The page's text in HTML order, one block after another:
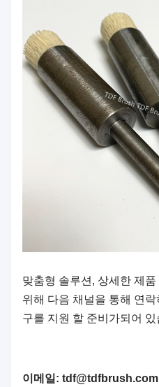
맞춤형 솔루션, 상세한 제
위해 다음 채널을 통해 연
구를 지원 할 준비가되어 있
이메일: tdf@tdfbrush.com